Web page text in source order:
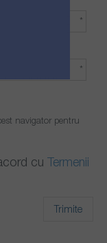
*
*
navigator pentru
cu Termenii